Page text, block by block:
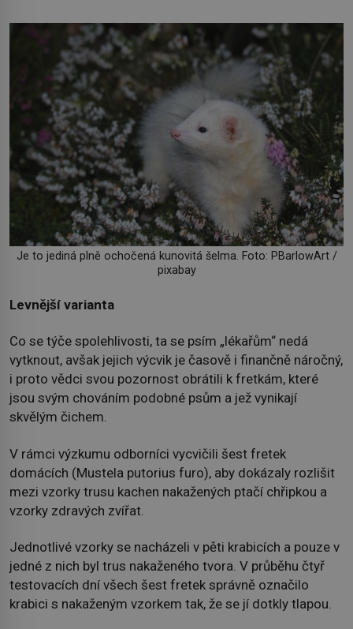
Je to jediná plně ochočená kunovitá šelma. Foto: PBarlowArt /
pixabay
Levnější varianta
Co se týče spolehlivosti, ta se psím „lékařům“ nedá
vytknout, avšak jejich výcvik je časově i finančně náročný,
i proto vědci svou pozornost obrátili k fretkám, které
jsou svým chováním podobné psům a jež vynikají
skvělým čichem.
V rámci výzkumu odborníci vycvičili šest fretek
domácích (Mustela putorius furo), aby dokázaly rozlišit
mezi vzorky trusu kachen nakažených ptačí chřipkou a
vzorky zdravých zvířat.
Jednotlivé vzorky se nacházeli v pěti krabicích a pouze v
jedné z nich byl trus nakaženého tvora. V průběhu čtyř
testovacích dní všech šest fretek správně označilo
krabici s nakaženým vzorkem tak, že se jí dotkly tlapou.